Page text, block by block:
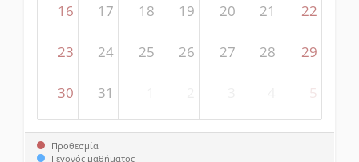
16 17 18 19 20 21 22
23 24 25 26 27 28 29
30 31 5
Προθεσμία
Γεγονός μαθήματος